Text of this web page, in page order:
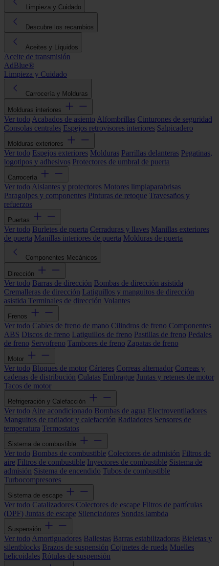
Limpieza y Cuidado
Descubre los recambios
Aceites y Líquidos
Aceite de transmisión
AdBlue®
Limpieza y Cuidado
Carrocería y Molduras
Molduras interiores
Ver todo Acabados de asiento Alfombrillas Cinturones de seguridad
Consolas centrales Espejos retrovisores interiores Salpicadero
Molduras exteriores
Ver todo Espejos exteriores Molduras Parrillas delanteras Pegatinas,
logotipos y adhesivos Protectores de umbral de puerta
Carrocería
Ver todo Aislantes y protectores Motores limpiaparabrisas
Paragolpes y componentes Pinturas de retoque Travesaños y
refuerzos
Puertas
Ver todo Burletes de puerta Cerraduras y llaves Manillas exteriores
de puerta Manillas interiores de puerta Molduras de puerta
Componentes Mecánicos
Dirección
Ver todo Barras de dirección Bombas de dirección asistida
Cremalleras de dirección Latiguillos y manguitos de dirección
asistida Terminales de dirección Volantes
Frenos
Ver todo Cables de freno de mano Cilindros de freno Componentes
ABS Discos de freno Latiguillos de freno Pastillas de freno Pedales
de freno Servofreno Tambores de freno Zapatas de freno
Motor
Ver todo Bloques de motor Cárteres Correas alternador Correas y
cadenas de distribución Culatas Embrague Juntas y retenes de motor
Tacos de motor
Refrigeración y Calefacción
Ver todo Aire acondicionado Bombas de agua Electroventiladores
Manguitos de radiador y calefacción Radiadores Sensores de
temperatura Termostatos
Sistema de combustible
Ver todo Bombas de combustible Colectores de admisión Filtros de
aire Filtros de combustible Inyectores de combustible Sistema de
admisión Sistema de encendido Tubos de combustible
Turbocompresores
Sistema de escape
Ver todo Catalizadores Colectores de escape Filtros de partículas
(DPF) Juntas de escape Silenciadores Sondas lambda
Suspensión
Ver todo Amortiguadores Ballestas Barras estabilizadoras Bieletas y
silentblocks Brazos de suspensión Cojinetes de rueda Muelles
helicoidales Rótulas de suspensión